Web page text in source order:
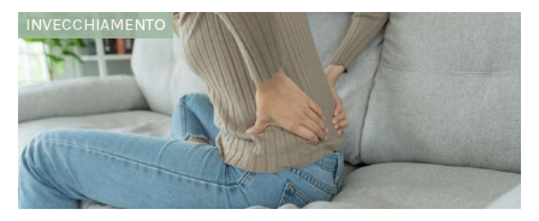
INVECCHIAMENTO